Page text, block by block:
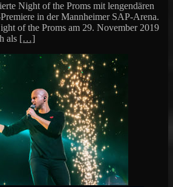
Night of the Proms mit lengendären
in der Mannheimer SAP-Arena.
of the Proms am 29. November 2019
als […]